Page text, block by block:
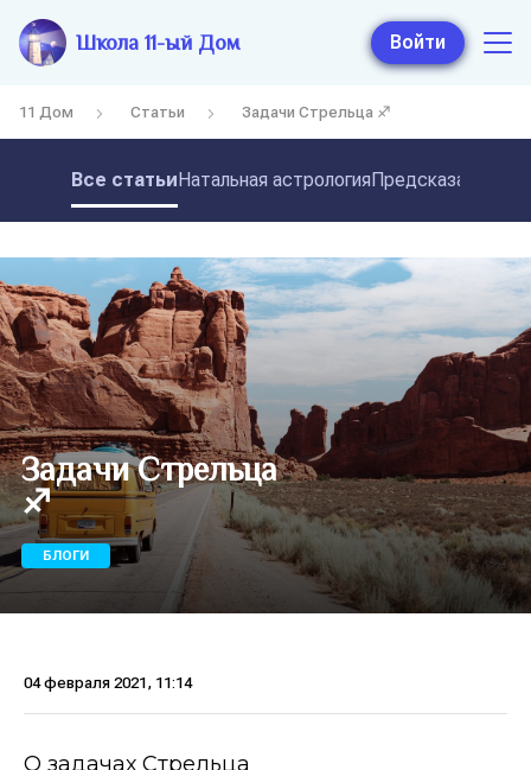
Школа 11-ый Дом Войти
11 Дом Статьи Задачи Стрельца ♐
Все статьиНатальная астрология
Задачи Стрельца
♐
БЛОГИ
04 февраля 2021, 11:14
О задачах Стрельца